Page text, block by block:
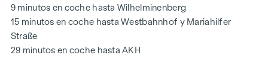
El uso exclusivo por parte de los residentes hace de este
patio interior oasis de paz un activo especial del proyecto y
garantiza una calidad de vida excepcional. Experimente la
vida moderna con un valor añadido ecológico: ¡bienvenido a
9 minutos en coche hasta Wilhelminenberg
15 minutos en coche hasta Westbahnhof y Mariahilfer
Straße
29 minutos en coche hasta AKH